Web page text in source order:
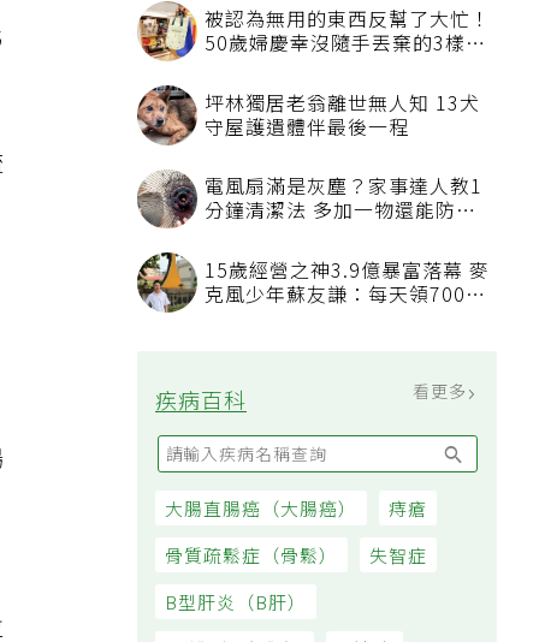
被認為無用的東西反幫了大忙！
50歲婦慶幸沒隨手丟棄的3樣物
坪林獨居老翁離世無人知 13犬
守屋護遺體伴最後一程
電風扇滿是灰塵？家事達人教1
汙附著
15歲經營之神3.9億暴富落幕 麥
疾病百科